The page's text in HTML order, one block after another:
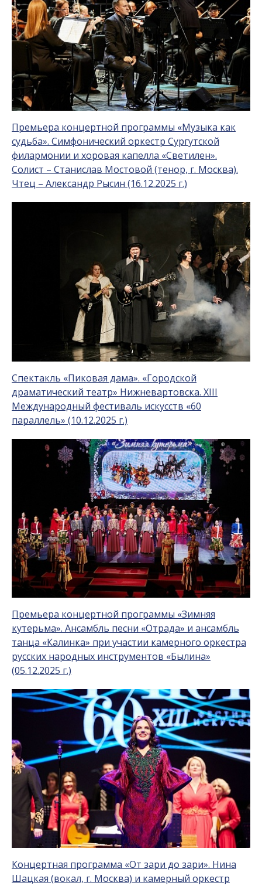
Премьера концертной программы «Музыка как
судьба». Симфонический оркестр Сургутской
филармонии и хоровая капелла «Светилен».
Солист – Станислав Мостовой (тенор, г. Москва).
Чтец – Александр Рысин (16.12.2025 г.)
Спектакль «Пиковая дама». «Городской
драматический театр» Нижневартовска. XIII
Международный фестиваль искусств «60
параллель» (10.12.2025 г.)
Премьера концертной программы «Зимняя
кутерьма». Ансамбль песни «Отрада» и ансамбль
танца «Калинка» при участии камерного оркестра
русских народных инструментов «Былина»
(05.12.2025 г.)
Концертная программа «От зари до зари». Нина
Шацкая (вокал, г. Москва) и камерный оркестр